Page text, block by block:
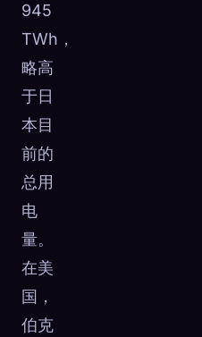
945
TWh，
略高
于日
本目
前的
总用
电
量。
在美
国，
伯克